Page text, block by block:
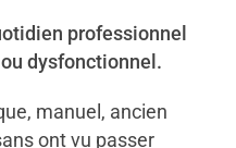
professionnel
dysfonctionnel.
manuel, ancien
ont vu passer